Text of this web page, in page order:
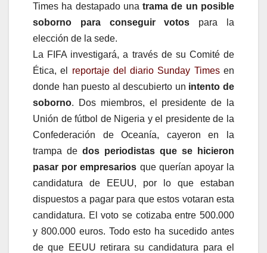
Times ha destapado unatrama de un posible
soborno para conseguir votos para la
elección de la sede.
La FIFA investigará, a través de su Comité de
Ética, el reportaje del diario Sunday Timesen
donde han puesto al descubierto un intento de
soborno. Dos miembros, el presidente de la
Unión de fútbol de Nigeria y el presidente de la
Confederación de Oceanía, cayeron en la
trampa de dos periodistas que se hicieron
pasar por empresarios que querían apoyar la
candidatura de EEUU, por lo que estaban
dispuestos a pagar para que estos votaran esta
candidatura. El voto se cotizaba entre 500.000
y 800.000 euros. Todo esto ha sucedido antes
de que EEUU retirara su candidatura para el